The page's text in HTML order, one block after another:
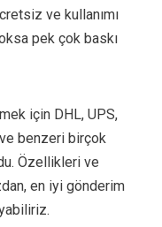
ve kullanımı
pek çok baskı
için DHL, UPS,
benzeri birçok
Özellikleri ve
en iyi gönderim